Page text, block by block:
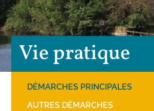
Vie pratique
DÉMARCHES PRINCIPALES
AUTRES DÉMARCHES